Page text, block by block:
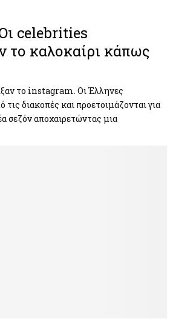
celebrities
το καλοκαίρι κάπως
το instagram. Οι Έλληνες
διακοπές και προετοιμάζονται για
σεζόν αποχαιρετώντας μια